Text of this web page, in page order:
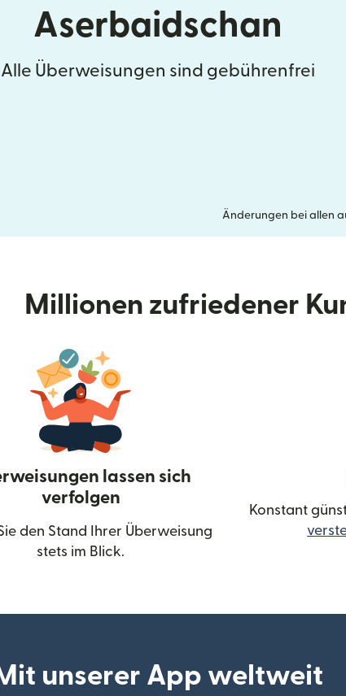
Aserbaidschan
Alle Überweisungen sind gebührenfrei
Änderungen bei allen
Millionen zufriedener
lassen sich
verfolgen
den Stand Ihrer Überweisung
stets im Blick.
Konstant
unserer App weltweit